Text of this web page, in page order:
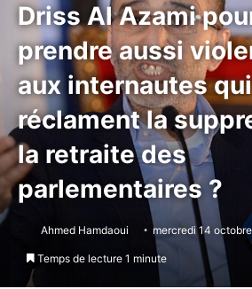
Driss Al Azami
prendre aussi
aux internautes qui
réclament la
la retraite des
parlementaires ?
Ahmed Hamdaoui mercredi 14
Temps de lecture 1 minute